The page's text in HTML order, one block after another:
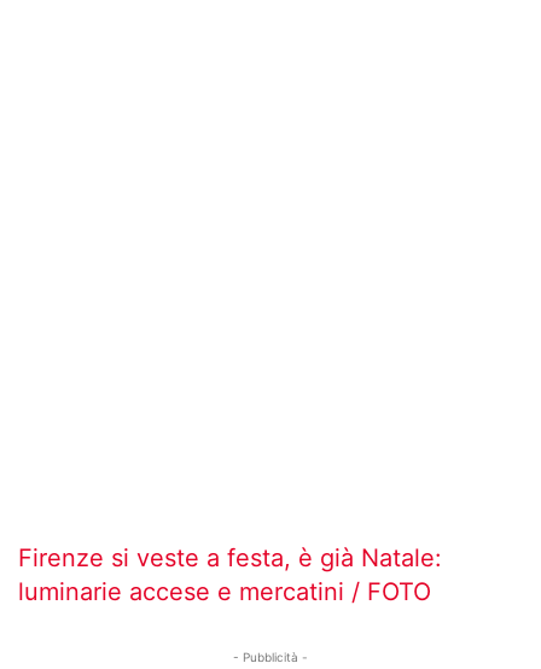
Firenze si veste a festa, è già Natale:
luminarie accese e mercatini / FOTO
- Pubblicità -